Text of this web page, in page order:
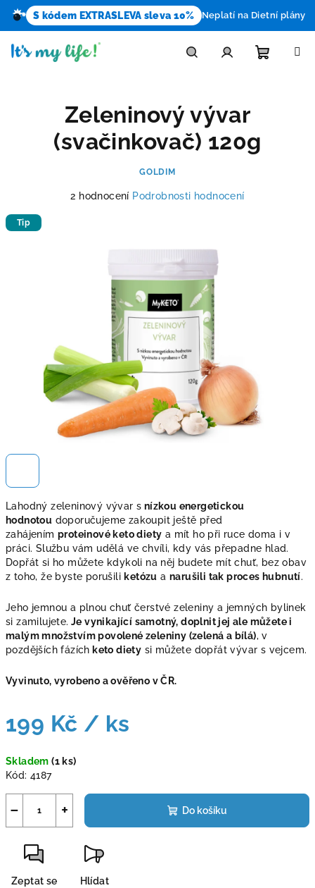
S kódem EXTRASLEVA sleva 10% Neplatí na Dietní plány
Lahodný zeleninový vývar s nízkou energetickou
hodnotou doporučujeme zakoupit ještě před
zahájenímproteinové keto diety a mít ho při ruce doma i v
práci. Službu vám udělá ve chvíli, kdy vás přepadne hlad.
Dopřát si ho můžete kdykoli na něj budete mít chuť, bez obav
z toho, že byste porušili ketózu anarušili tak proces hubnutí.
Jeho jemnou a plnou chuť čerstvé zeleniny a jemných bylinek
si zamilujete. Je vynikající samotný, doplnit jej ale můžete i
malým množstvím povolené zeleniny (zelená a bílá), v
pozdějších fázích keto diety si můžete dopřát vývar s vejcem.
Vyvinuto, vyrobeno a ověřeno v ČR.
199 Kč / ks
cena:
Skladem(1 ks)
Kód: 4187
+
− Do košíku
Zeptat se Hlídat
Zeleninový vývar
(svačinkovač) 120g
GOLDIM
produktu
2 hodnocení Podrobnosti hodnocení
Tip